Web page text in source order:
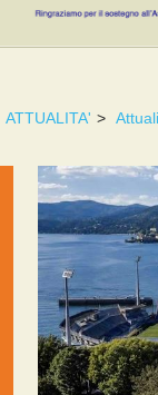
ATTUALITA' >